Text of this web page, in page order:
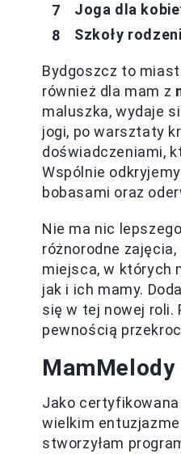
Joga dla
Szkoły
Bydgoszcz to
również dla mam z
maluszka, wydaje
jogi, po warsztaty
doświadczeniami,
Wspólnie
bobasami oraz
Nie ma nic
różnorodne
miejsca, w których
jak i ich mamy.
się w tej nowej roli.
pewnością
MamMelody
Jako certyfikowana
wielkim
stworzyłam